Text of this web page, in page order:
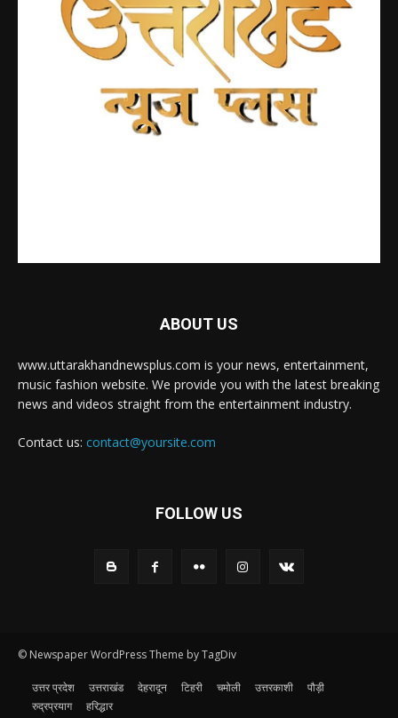
ABOUT US
www.uttarakhandnewsplus.com is your news, entertainment,
music fashion website. We provide you with the latest breaking
news and videos straight from the entertainment industry.
Contact us: contact@yoursite.com
FOLLOW US
© Newspaper WordPress Theme by TagDiv
उत्तर प्रदेश उत्तराखंड देहरादून टिहरी चमोली उत्तरकाशी
पौड़ी
रुद्रप्रयाग
हरिद्धार